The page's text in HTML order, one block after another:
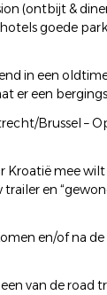
(ontbijt &
goede
in een
er een
Brussel –
Kroatië mee
en
en/of na
van de road